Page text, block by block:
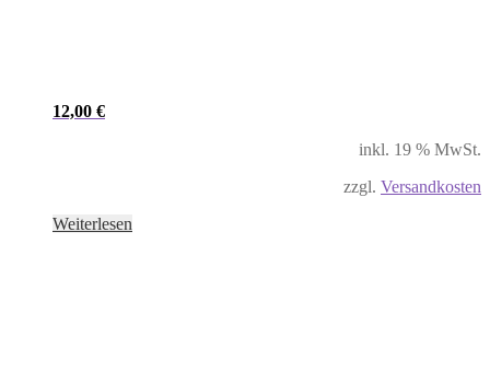
12,00 €
inkl. 19 % MwSt.
zzgl. Versandkosten
Weiterlesen